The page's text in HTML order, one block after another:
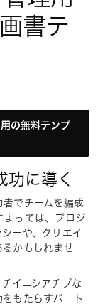
書テ
の無料テンプ
功に導く
者でチームを編成
よっては、プロジ
ーや、クリエイ
るかもしれませ
イニシアチブな
もたらすパート